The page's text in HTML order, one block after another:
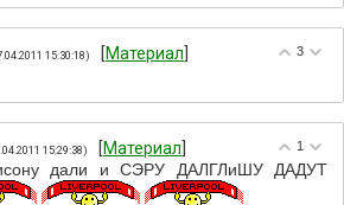
3
15:30:18) [Материал
1
15:29:38) [Материал
дали и СЭРУ ДАЛГЛиШУ ДАДУТ